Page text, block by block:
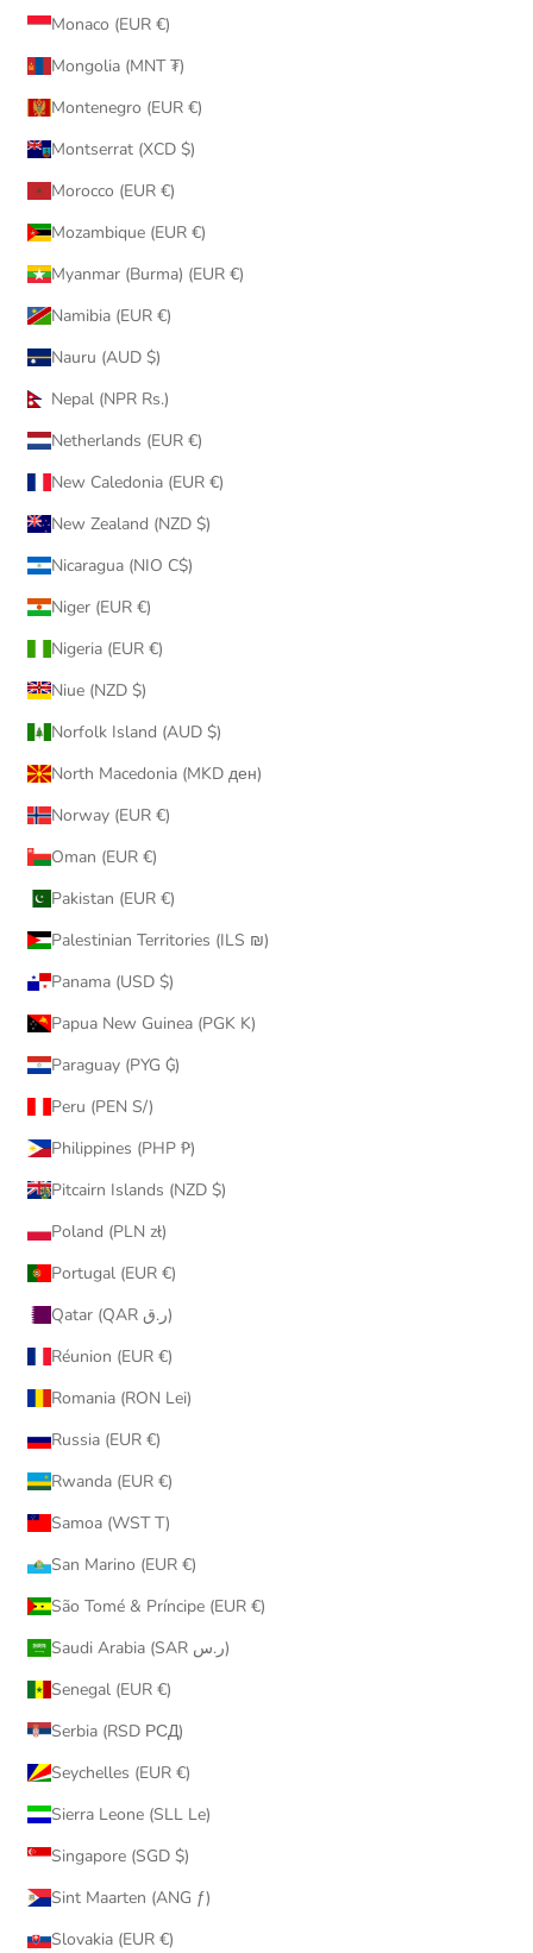
Monaco (EUR €)
Mongolia (MNT ₮)
Montenegro (EUR €)
Montserrat (XCD $)
Morocco (EUR €)
Mozambique (EUR €)
Myanmar (Burma) (EUR €)
Namibia (EUR €)
Nauru (AUD $)
Nepal (NPR Rs.)
Netherlands (EUR €)
New Caledonia (EUR €)
New Zealand (NZD $)
Nicaragua (NIO C$)
Niger (EUR €)
Nigeria (EUR €)
Niue (NZD $)
Norfolk Island (AUD $)
North Macedonia (MKD ден)
Norway (EUR €)
Oman (EUR €)
Pakistan (EUR €)
Palestinian Territories (ILS ₪)
Panama (USD $)
Papua New Guinea (PGK K)
Paraguay (PYG ₲)
Peru (PEN S/)
Philippines (PHP ₱)
Pitcairn Islands (NZD $)
Poland (PLN zł)
Portugal (EUR €)
Qatar (QAR ر.ق)
Réunion (EUR €)
Romania (RON Lei)
Russia (EUR €)
Rwanda (EUR €)
Samoa (WST T)
San Marino (EUR €)
São Tomé & Príncipe (EUR €)
Saudi Arabia (SAR ر.س)
Senegal (EUR €)
Serbia (RSD РСД)
Seychelles (EUR €)
Sierra Leone (SLL Le)
Singapore (SGD $)
Sint Maarten (ANG ƒ)
Slovakia (EUR €)